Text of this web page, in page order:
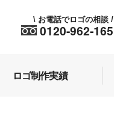
0120-962-165
\ お電話でロゴの相談 /
ロゴ制作実績